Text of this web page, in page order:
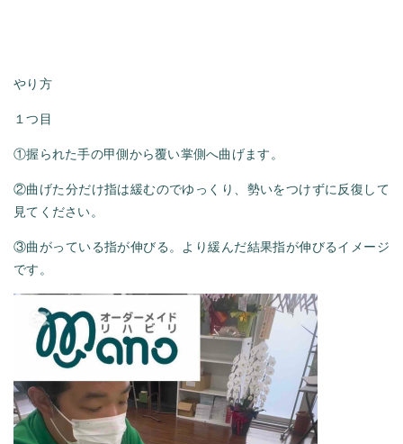
やり方
１つ目
①握られた手の甲側から覆い掌側へ曲げます。
②曲げた分だけ指は緩むのでゆっくり、勢いをつけずに反復して
見てください。
③曲がっている指が伸びる。より緩んだ結果指が伸びるイメージ
です。